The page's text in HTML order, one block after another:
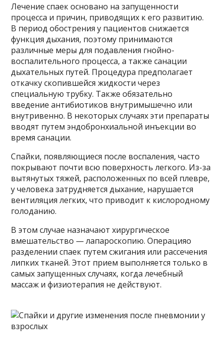
Лечение спаек основано на запущенности
процесса и причин, приводящих к его развитию.
В период обострения у пациентов снижается
функция дыхания, поэтому принимаются
различные меры для подавления гнойно-
воспалительного процесса, а также санации
дыхательных путей. Процедура предполагает
откачку скопившейся жидкости через
специальную трубку. Также обязательно
введение антибиотиков внутримышечно или
внутривенно. В некоторых случаях эти препараты
вводят путем эндобронхиальной инъекции во
время санации.
Спайки, появляющиеся после воспаления, часто
покрывают почти всю поверхность легкого. Из-за
вытянутых тяжей, расположенных по всей плевре,
у человека затрудняется дыхание, нарушается
вентиляция легких, что приводит к кислородному
голоданию.
В этом случае назначают хирургическое
вмешательство — лапароскопию. Операцияо
разделении спаек путем сжигания или рассечения
липких тканей. Этот прием выполняется только в
самых запущенных случаях, когда лечебный
массаж и физиотерапия не действуют.